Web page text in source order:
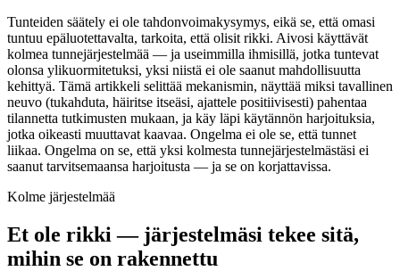
Tunteiden säätely ei ole tahdonvoimakysymys, eikä se, että omasi
tuntuu epäluotettavalta, tarkoita, että olisit rikki. Aivosi käyttävät
kolmea tunnejärjestelmää — ja useimmilla ihmisillä, jotka tuntevat
olonsa ylikuormitetuksi, yksi niistä ei ole saanut mahdollisuutta
kehittyä. Tämä artikkeli selittää mekanismin, näyttää miksi tavallinen
neuvo (tukahduta, häiritse itseäsi, ajattele positiivisesti) pahentaa
tilannetta tutkimusten mukaan, ja käy läpi käytännön harjoituksia,
jotka oikeasti muuttavat kaavaa. Ongelma ei ole se, että tunnet
liikaa. Ongelma on se, että yksi kolmesta tunnejärjestelmästäsi ei
saanut tarvitsemaansa harjoitusta — ja se on korjattavissa.
Kolme järjestelmää
Et ole rikki — järjestelmäsi tekee sitä,
mihin se on rakennettu